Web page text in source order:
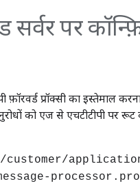
सर्वर पर
प्रॉक्सी का इस्तेमाल
अनुरोधों को एज से एचटीटीपी